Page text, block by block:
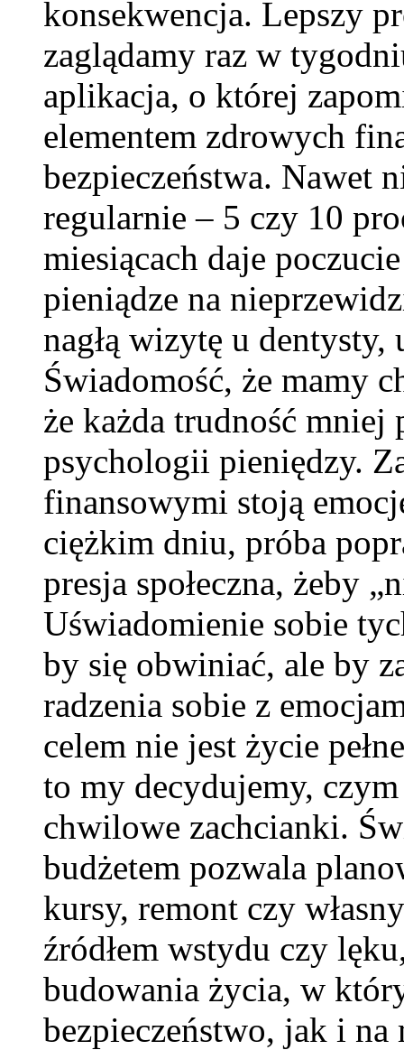
konsekwencja. Lepszy
zaglądamy raz w
aplikacja, o której
elementem zdrowych
bezpieczeństwa. Nawet
regularnie – 5 czy 10
miesiącach daje
pieniądze na
nagłą wizytę u dentysty,
Świadomość, że mamy
że każda trudność mniej
psychologii pieniędzy.
finansowymi stoją
ciężkim dniu, próba
presja społeczna, żeby
Uświadomienie sobie
by się obwiniać, ale by
radzenia sobie z
celem nie jest życie
to my decydujemy,
chwilowe zachcianki.
budżetem pozwala
kursy, remont czy
źródłem wstydu czy
budowania życia, w
bezpieczeństwo, jak i na